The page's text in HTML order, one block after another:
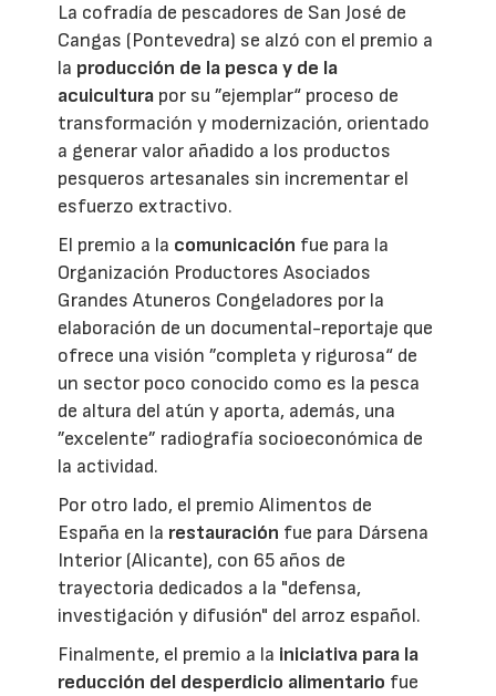
La cofradía de pescadores de San José de
Cangas (Pontevedra) se alzó con el premio a
la producción de la pesca y de la
acuicultura por su ”ejemplar“ proceso de
transformación y modernización, orientado
a generar valor añadido a los productos
pesqueros artesanales sin incrementar el
esfuerzo extractivo.
El premio a la comunicación fue para la
Organización Productores Asociados
Grandes Atuneros Congeladores por la
elaboración de un documental-reportaje que
ofrece una visión ”completa y rigurosa“ de
un sector poco conocido como es la pesca
de altura del atún y aporta, además, una
”excelente” radiografía socioeconómica de
la actividad.
Por otro lado, el premio Alimentos de
España en la restauración fue para Dársena
Interior (Alicante), con 65 años de
trayectoria dedicados a la "defensa,
investigación y difusión" del arroz español.
Finalmente, el premio a la iniciativa para la
reducción del desperdicio alimentario fue